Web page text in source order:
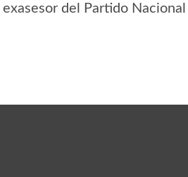
del Partido